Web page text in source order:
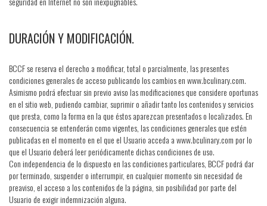
DURACIÓN Y MODIFICACIÓN.
BCCF se reserva el derecho a modificar, total o parcialmente, las presentes
condiciones generales de acceso publicando los cambios en www.bculinary.com.
Asimismo podrá efectuar sin previo aviso las modificaciones que considere oportunas
en el sitio web, pudiendo cambiar, suprimir o añadir tanto los contenidos y servicios
que presta, como la forma en la que éstos aparezcan presentados o localizados. En
consecuencia se entenderán como vigentes, las condiciones generales que estén
publicadas en el momento en el que el Usuario acceda a www.bculinary.com por lo
que el Usuario deberá leer periódicamente dichas condiciones de uso.
Con independencia de lo dispuesto en las condiciones particulares, BCCF podrá dar
por terminado, suspender o interrumpir, en cualquier momento sin necesidad de
preaviso, el acceso a los contenidos de la página, sin posibilidad por parte del
Usuario de exigir indemnización alguna.